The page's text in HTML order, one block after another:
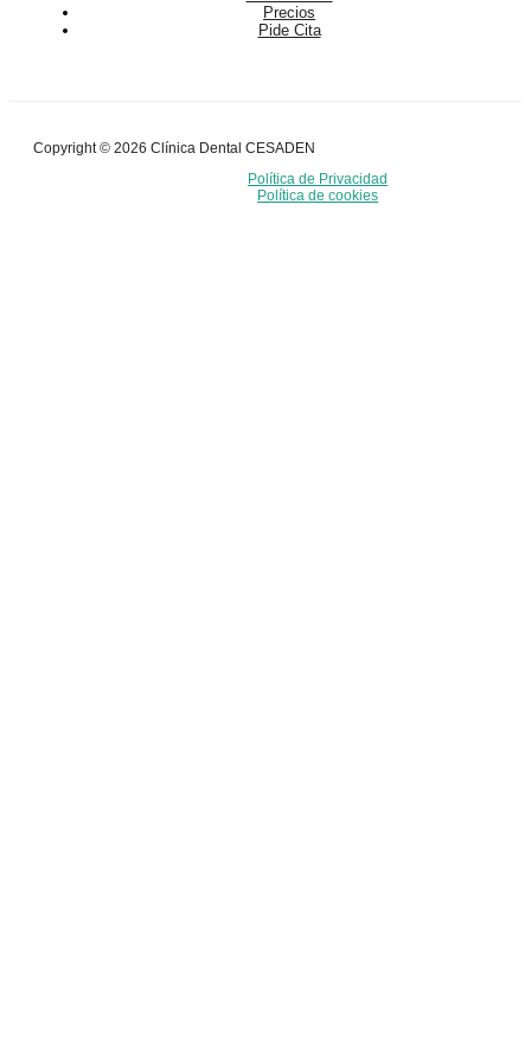
Precios
Pide Cita
Copyright © 2026 Clínica Dental CESADEN
Política de Privacidad
Política de cookies